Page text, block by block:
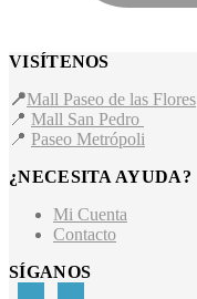
VISÍTENOS
📍Mall Paseo de las Flores
📍 Mall San Pedro
📍 Paseo Metrópoli
¿NECESITA AYUDA?
Mi Cuenta
Contacto
SÍGANOS